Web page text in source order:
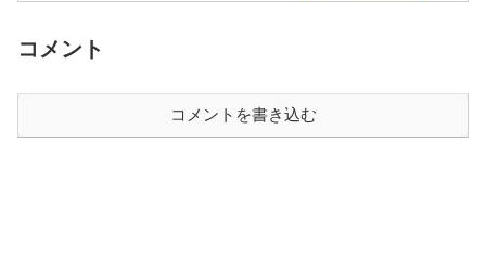
コメント
コメントを書き込む